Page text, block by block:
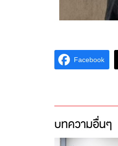
Facebook
บทความอื่นๆ